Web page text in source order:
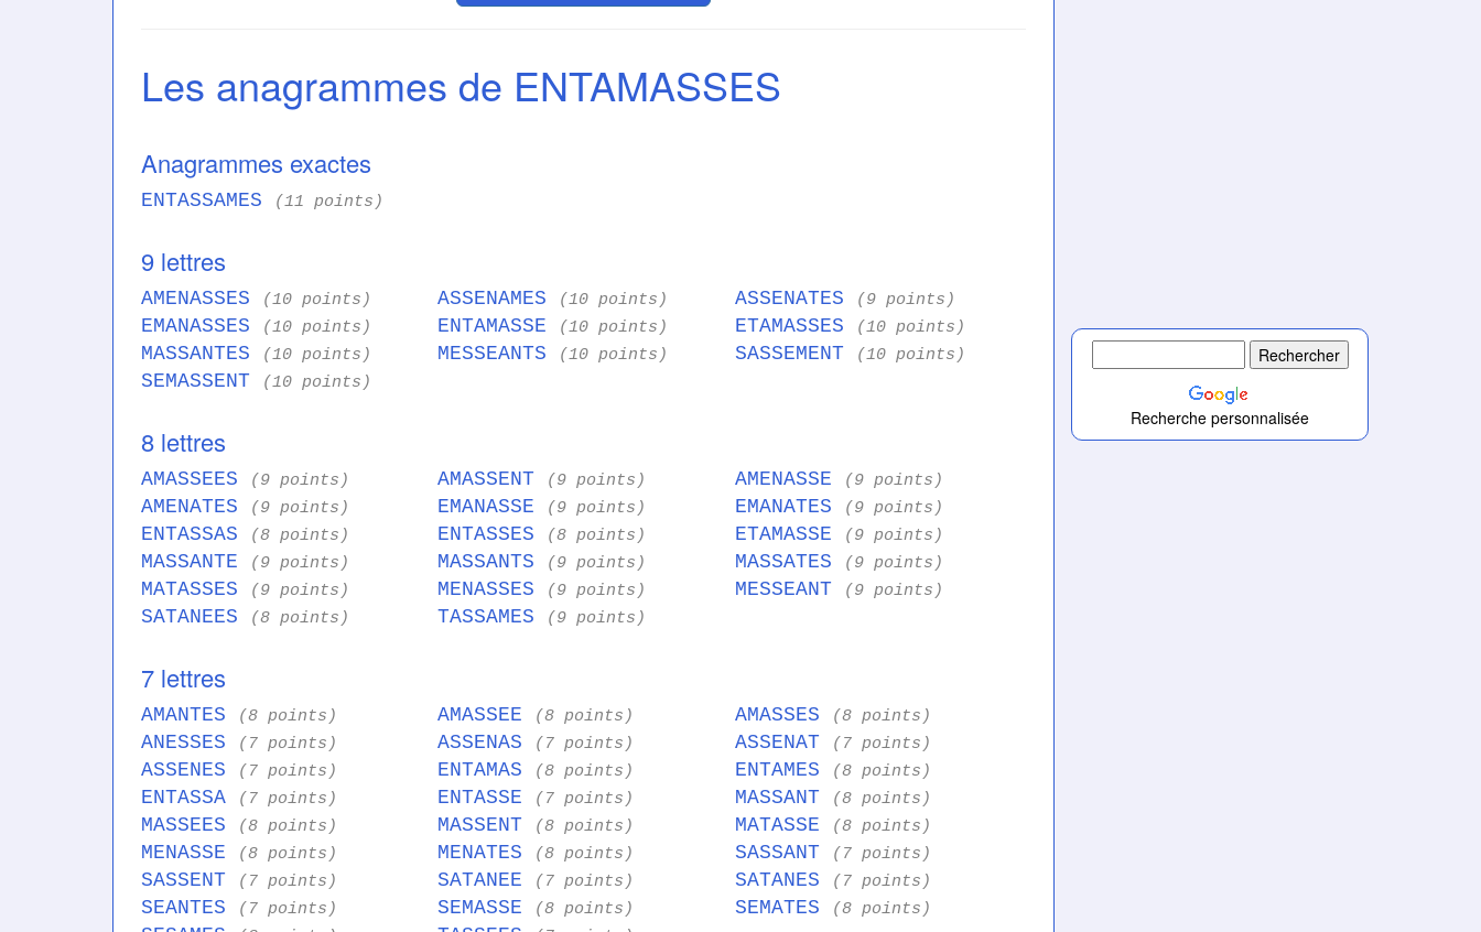
Les anagrammes de ENTAMASSES
Anagrammes exactes
ENTASSAMES (11 points)
9 lettres
AMENASSES (10 points) ASSENAMES (10 points) ASSENATES (9 points)
EMANASSES (10 points) ENTAMASSE (10 points) ETAMASSES (10 points)
MASSANTES (10 points) MESSEANTS (10 points) SASSEMENT (10 points)
SEMASSENT (10 points)
8 lettres
AMASSEES (9 points) AMASSENT (9 points) AMENASSE (9 points)
AMENATES (9 points) EMANASSE (9 points) EMANATES (9 points)
ENTASSAS (8 points) ENTASSES (8 points) ETAMASSE (9 points)
MASSANTE (9 points) MASSANTS (9 points) MASSATES (9 points)
MATASSES (9 points) MENASSES (9 points) MESSEANT (9 points)
SATANEES (8 points) TASSAMES (9 points)
7 lettres
AMANTES (8 points) AMASSEE (8 points) AMASSES (8 points)
ANESSES (7 points) ASSENAS (7 points) ASSENAT (7 points)
ASSENES (7 points) ENTAMAS (8 points) ENTAMES (8 points)
ENTASSA (7 points) ENTASSE (7 points) MASSANT (8 points)
MASSEES (8 points) MASSENT (8 points) MATASSE (8 points)
MENASSE (8 points) MENATES (8 points) SASSANT (7 points)
SASSENT (7 points) SATANEE (7 points) SATANES (7 points)
SEANTES (7 points) SEMASSE (8 points) SEMATES (8 points)
Recherche personnalisée